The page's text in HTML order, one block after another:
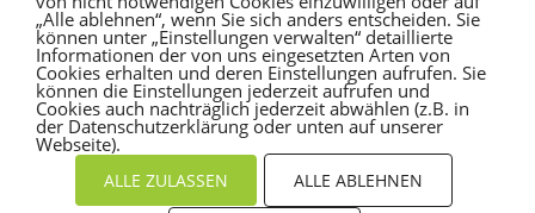
„Alle ablehnen“, wenn Sie sich anders entscheiden. Sie
können unter „Einstellungen verwalten“ detaillierte
Informationen der von uns eingesetzten Arten von
Cookies erhalten und deren Einstellungen aufrufen. Sie
können die Einstellungen jederzeit aufrufen und
Cookies auch nachträglich jederzeit abwählen (z.B. in
der Datenschutzerklärung oder unten auf unserer
Webseite).
ALLE ZULASSEN ALLE ABLEHNEN